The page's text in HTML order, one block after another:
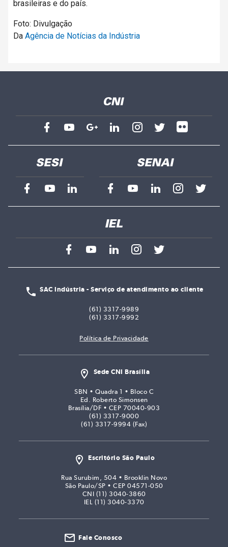
brasileiras e do país.
Foto: Divulgação
Da Agência de Notícias da Indústria
SAC Indústria - Serviço de atendimento ao cliente
(61) 3317-9989
(61) 3317-9992
Política de Privacidade
Sede CNI Brasília
SBN • Quadra 1 • Bloco C
Ed. Roberto Simonsen
Brasília/DF • CEP 70040-903
(61) 3317-9000
(61) 3317-9994 (Fax)
Escritório São Paulo
Rua Surubim, 504 • Brooklin Novo
São Paulo/SP • CEP 04571-050
CNI (11) 3040-3860
IEL (11) 3040-3370
Fale Conosco